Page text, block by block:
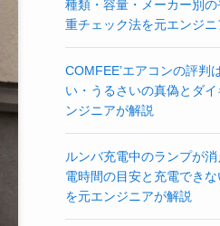
種類・容量・メーカー別
重チェック法を元エンジニ
COMFEE’エアコンの評判
い・うるさいの真偽とダ
ンジニアが解説
ルンバ充電中のランプが
電時間の目安と充電でき
を元エンジニアが解説